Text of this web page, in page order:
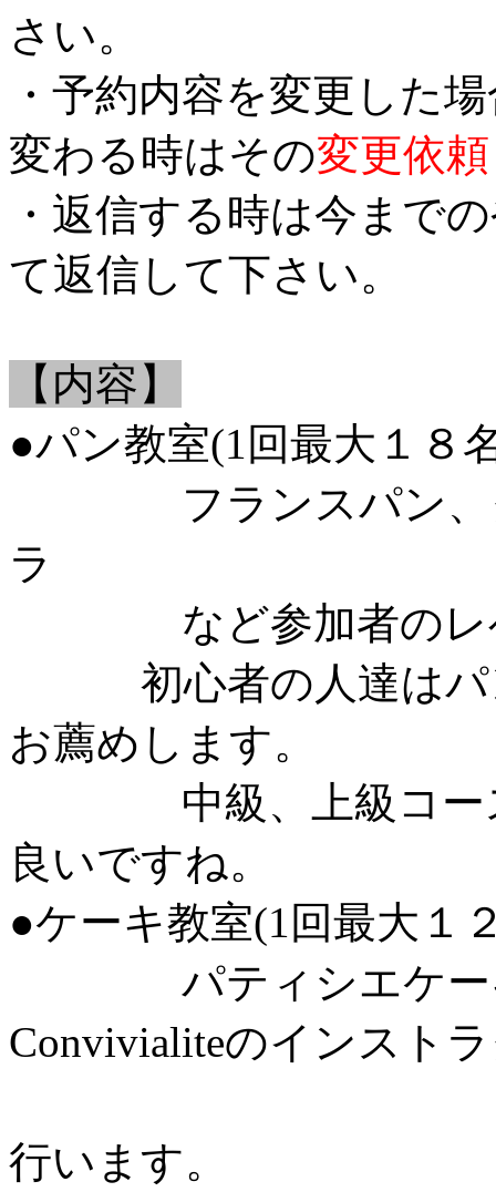
さい。
・予約内容を変更した
変わる時はその変更依
・返信する時は今まで
て返信して下さい。
【内容】
●パン教室(1回最大１８
フランスパン、ク
ラ
など参加者のレベ
初心者の人達はパン
お薦めします。
中級、上級コース
良いですね。
●ケーキ教室(1回最大１
パティシエケーキ
Convivialiteのインスト
行います。